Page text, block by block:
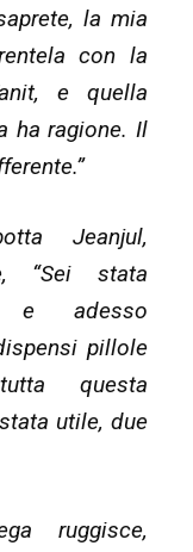
la mia
con la
e quella
ha ragione. Il
Jeanjul,
“Sei stata
adesso
pillole
questa
utile, due
ruggisce,